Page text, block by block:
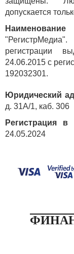
допускается
регистрации
24.06.2015 с
192032301.
Юридический
д. 31А/1, каб. 306
Регистрация в
24.05.2024